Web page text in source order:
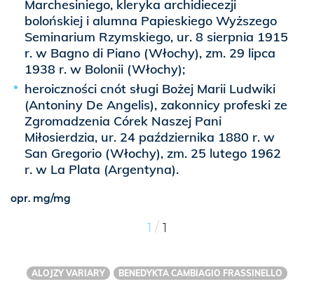
Marchesiniego, kleryka archidiecezji
bolońskiej i alumna Papieskiego Wyższego
Seminarium Rzymskiego, ur. 8 sierpnia 1915
r. w Bagno di Piano (Włochy), zm. 29 lipca
1938 r. w Bolonii (Włochy);
heroiczności cnót sługi Bożej Marii Ludwiki
(Antoniny De Angelis), zakonnicy profeski ze
Zgromadzenia Córek Naszej Pani
Miłosierdzia, ur. 24 października 1880 r. w
San Gregorio (Włochy), zm. 25 lutego 1962
r. w La Plata (Argentyna).
opr. mg/mg
1 / 1
ALOJZY VARIARY
BENEDYKTA CAMBIAGIO FRASSINELLO